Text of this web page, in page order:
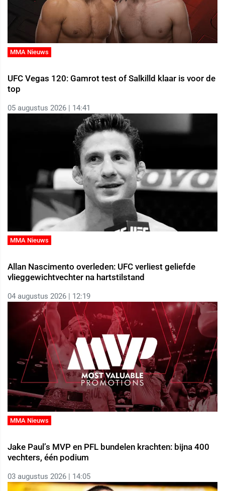
MMA Nieuws
UFC Vegas 120: Gamrot test of Salkilld klaar is voor de
top
05 augustus 2026 | 14:41
MMA Nieuws
Allan Nascimento overleden: UFC verliest geliefde
vlieggewichtvechter na hartstilstand
04 augustus 2026 | 12:19
MMA Nieuws
Jake Paul’s MVP en PFL bundelen krachten: bijna 400
vechters, één podium
03 augustus 2026 | 14:05